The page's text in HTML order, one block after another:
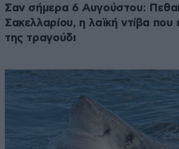
Σαν σήμερα 6 Αυγούστου:
Σακελλαρίου, η λαϊκή ντίβα που
της τραγούδι